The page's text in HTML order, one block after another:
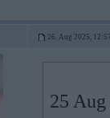
26. Aug 2025,
25